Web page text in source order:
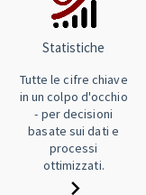
Statistiche
Tutte le cifre chiave
in un colpo d'occhio
- per decisioni
basate sui dati e
processi
ottimizzati.